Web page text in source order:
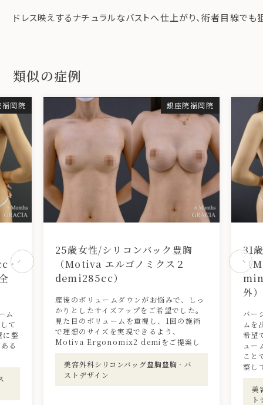
ドレス映えするナチュラルなバストへ仕上がり、術者目線でも
類似の症例
岡院
・
ム
て
に整
る
銀座院福岡院
25歳女性/シリコンバック豊胸
（Motiva エルゴノミクス２
demi285cc）
産後のボリュームダウンがお悩みで、しっ
かりとしたサイズアップをご希望でした。
見た目のボリュームを重視し、1回の施術
で理想のサイズを実現できるよう、
Motiva Ergonomix2 demiをご提案し
美容外科シリコンバッグ豊胸豊胸‧バ
ストデザイン
31
（
外）
バー
ムを
希望
ュー
こと
整し
美
ト